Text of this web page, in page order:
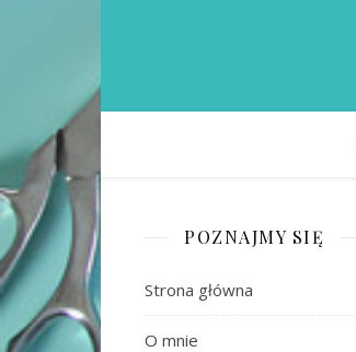
POZNAJMY SIĘ
Strona główna
O mnie